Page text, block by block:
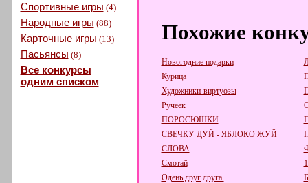
Спортивные игры (4)
Народные игры (88)
Карточные игры (13)
Пасьянсы (8)
Все конкурсы
одним списком
Похожие
Новогодние подарки
Курица
Художники-виртуозы
Ручеек
ПОРОСЮШКИ
СВЕЧКУ ДУЙ - ЯБЛОКО ЖУЙ
СЛОВА
Смотай
Одень друг друга.